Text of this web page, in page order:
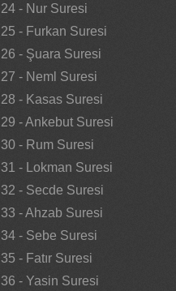
24 - Nur Suresi
25 - Furkan Suresi
26 - Şuara Suresi
27 - Neml Suresi
28 - Kasas Suresi
29 - Ankebut Suresi
30 - Rum Suresi
31 - Lokman Suresi
32 - Secde Suresi
33 - Ahzab Suresi
34 - Sebe Suresi
35 - Fatır Suresi
36 - Yasin Suresi